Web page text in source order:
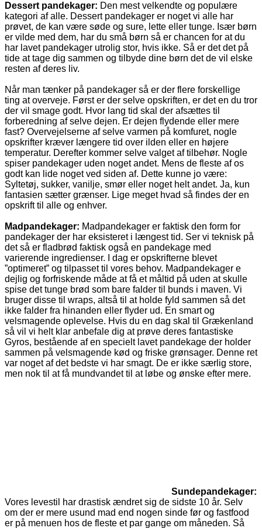
Dessert pandekager: Den mest velkendte og populære
kategori af alle. Dessert pandekager er noget vi alle har
prøvet, de kan være søde og sure, lette eller tunge. Især børn
er vilde med dem, har du små børn så er chancen for at du
har lavet pandekager utrolig stor, hvis ikke. Så er det det på
tide at tage dig sammen og tilbyde dine børn det de vil elske
resten af deres liv.
Når man tænker på pandekager så er der flere forskellige
ting at overveje. Først er der selve opskriften, er det en du tror
der vil smage godt. Hvor lang tid skal der afsættes til
forberedning af selve dejen. Er dejen flydende eller mere
fast? Overvejelserne af selve varmen på komfuret, nogle
opskrifter kræver længere tid over ilden eller en højere
temperatur. Derefter kommer selve valget af tilbehør. Nogle
spiser pandekager uden noget andet. Mens de fleste af os
godt kan lide noget ved siden af. Dette kunne jo være:
Syltetøj, sukker, vanilje, smør eller noget helt andet. Ja, kun
fantasien sætter grænser. Lige meget hvad så findes der en
opskrift til alle og enhver.
Madpandekager: Madpandekager er faktisk den form for
pandekager der har eksisteret i længest tid. Ser vi teknisk på
det så er fladbrød faktisk også en pandekage med
varierende ingredienser. I dag er opskrifterne blevet
”optimeret” og tilpasset til vores behov. Madpandekager e
dejlig og forfriskende måde at få et måltid på uden at skulle
spise det tunge brød som bare falder til bunds i maven. Vi
bruger disse til wraps, altså til at holde fyld sammen så det
ikke falder fra hinanden eller flyder ud. En smart og
velsmagende oplevelse. Hvis du en dag skal til Grækenland
så vil vi helt klar anbefale dig at prøve deres fantastiske
Gyros, bestående af en specielt lavet pandekage der holder
sammen på velsmagende kød og friske grønsager. Denne ret
var noget af det bedste vi har smagt. De er ikke særlig store,
men nok til at få mundvandet til at løbe og ønske efter mere.
Sundepandekager:
Vores levestil har drastisk ændret sig de sidste 10 år. Selv
om der er mere usund mad end nogen sinde før og fastfood
er på menuen hos de fleste et par gange om måneden. Så